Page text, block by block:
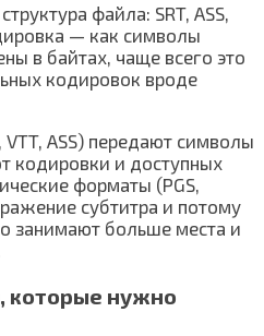
файла: SRT, ASS,
— как символы
в байтах, чаще всего это
кодировок вроде
ASS) передают символы
кодировки и доступных
форматы (PGS,
субтитра и потому
занимают больше места и
нужно